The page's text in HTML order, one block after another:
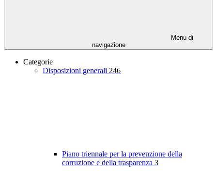
Menu di
navigazione
Categorie
Disposizioni generali 246
Piano triennale per la prevenzione della
corruzione e della trasparenza 3